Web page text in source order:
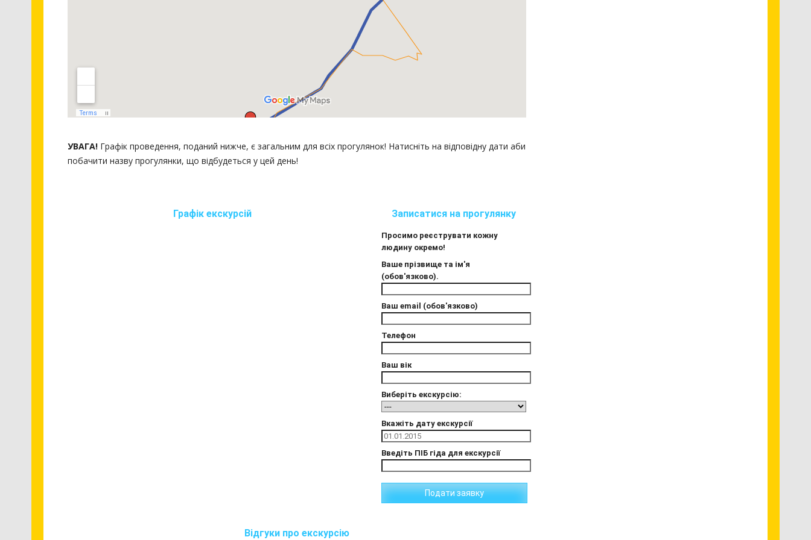
УВАГА! Графік проведення, поданий нижче, є загальним для всіх прогулянок! Натисніть на відповідну дати аби
побачити назву прогулянки, що відбудеться у цей день!
Графік екскурсій Записатися на прогулянку
Просимо реєструвати кожну
людину окремо!
Ваше прізвище та ім'я
(обов'язково).
Ваш email (обов'язково)
Телефон
Ваш вік
Виберіть екскурсію:
Вкажіть дату екскурсії
Введіть ПІБ гіда для екскурсії
Відгуки про екскурсію